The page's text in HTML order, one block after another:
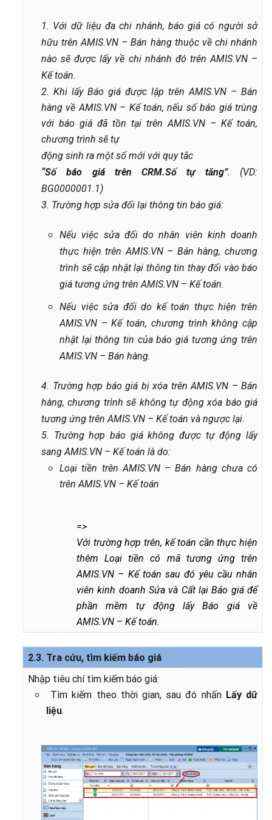
1. Với dữ liệu đa chi nhánh, báo giá có người sở
hữu trên AMIS.VN – Bán hàng thuộc về chi nhánh
nào sẽ được lấy về chi nhánh đó trên AMIS.VN –
Kế toán.
2. Khi lấy Báo giá được lập trên AMIS.VN – Bán
hàng về AMIS.VN – Kế toán, nếu số báo giá trùng
với báo giá đã tồn tại trên AMIS.VN – Kế toán,
chương trình sẽ tự
động sinh ra một số mới với quy tắc
“Số báo giá trên CRM.Số tự tăng”. (VD:
BG0000001.1)
3. Trường hợp sửa đổi lại thông tin báo giá:
Nếu việc sửa đổi do nhân viên kinh doanh
thực hiện trên AMIS.VN – Bán hàng, chương
trình sẽ cập nhật lại thông tin thay đổi vào báo
giá tương ứng trên AMIS.VN – Kế toán.
Nếu việc sửa đổi do kế toán thực hiện trên
AMIS.VN – Kế toán, chương trình không cập
nhật lại thông tin của báo giá tương ứng trên
AMIS.VN – Bán hàng.
4. Trường hợp báo giá bị xóa trên AMIS.VN – Bán
hàng, chương trình sẽ không tự động xóa báo giá
tương ứng trên AMIS.VN – Kế toán và ngược lại.
5. Trường hợp báo giá không được tự động lấy
sang AMIS.VN – Kế toán là do:
Loại tiền trên AMIS.VN – Bán hàng chưa có
trên AMIS.VN – Kế toán
=>
Với trường hợp trên, kế toán cần thực hiện
thêm Loại tiền có mã tương ứng trên
AMIS.VN – Kế toán sau đó yêu cầu nhân
viên kinh doanh Sửa và Cất lại Báo giá để
phần mềm tự động lấy Báo giá về
AMIS.VN – Kế toán.
2.3. Tra cứu, tìm kiếm báo giá
Nhập tiêu chí tìm kiếm báo giá:
Tìm kiếm theo thời gian, sau đó nhấn Lấy dữ
liệu.